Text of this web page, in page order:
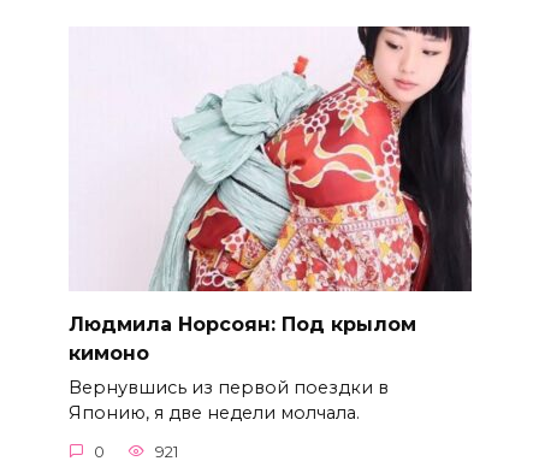
Людмила Норсоян: Под крылом
кимоно
Вернувшись из первой поездки в
Японию, я две недели молчала.
0 921